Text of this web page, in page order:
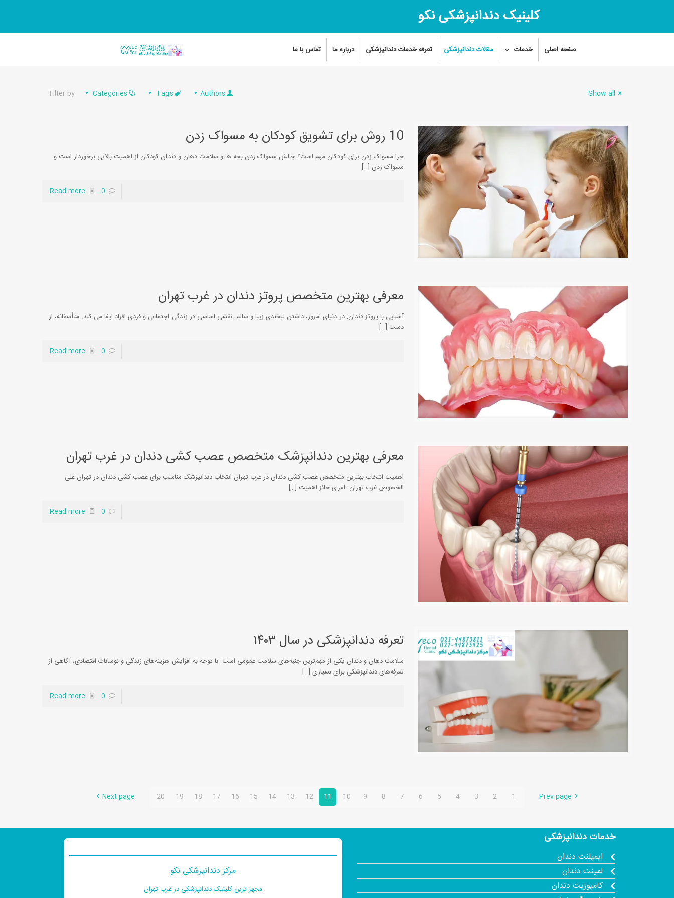
کلینیک دندانپزشکی نکو
صفحه اصلی خدمات مقالات دندانپزشکی تعرفه خدمات دندانپزشکی درباره ما تماس با ما
Filter by Categories Tags Authors Show all
10 روش برای تشویق کودکان به مسواک زدن
چرا مسواک زدن برای کودکان مهم است؟ چالش مسواک زدن بچه ها و سلامت دهان و دندان کودکان از اهمیت بالایی برخوردار است و
مسواک زدن […]
0
Read more
معرفی بهترین متخصص پروتز دندان در غرب تهران
آشنایی با پروتز دندان: در دنیای امروز، داشتن لبخندی زیبا و سالم، نقشی اساسی در زندگی اجتماعی و فردی افراد ایفا می کند. متأسفانه، از
دست […]
0
Read more
معرفی بهترین دندانپزشک متخصص عصب کشی دندان در غرب تهران
اهمیت انتخاب بهترین متخصص عصب کشی دندان در غرب تهران انتخاب دندانپزشک مناسب برای عصب کشی دندان در تهران علی
الخصوص غرب تهران، امری حائز اهمیت […]
0
Read more
تعرفه دندانپزشکی در سال ۱۴۰۳
سلامت دهان و دندان یکی از مهم‌ترین جنبه‌های سلامت عمومی است. با توجه به افزایش هزینه‌های زندگی و نوسانات اقتصادی، آگاهی از
تعرفه‌های دندانپزشکی برای بسیاری […]
0
Read more
Prev page
1
2
3
4
5
6
7
8
9
10
11
12
13
14
15
16
17
18
19
20
Next page
خدمات دندانپزشکی
ایمپلنت دندان
لمینت دندان
کامپوزیت دندان
مرکز دندانپزشکی نکو
مجهز ترین کلینیک دندانپزشکی در غرب تهران